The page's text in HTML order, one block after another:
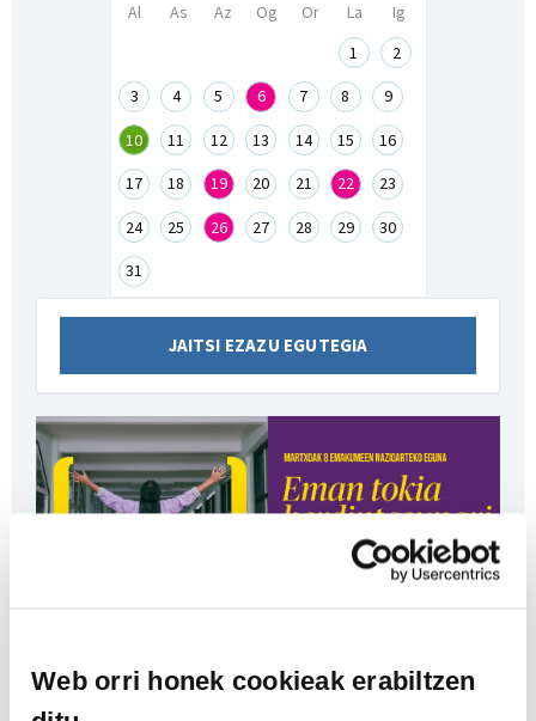
Web orri honek cookieak erabiltzen
Al
As Az Og Or La
Ig
1
2
3 4 5 6 7 8 9
10 11 12 13 14 15 16
17 18 19 20 21 22 23
24 25 26 27 28 29 30
31
JAITSI EZAZU EGUTEGIA